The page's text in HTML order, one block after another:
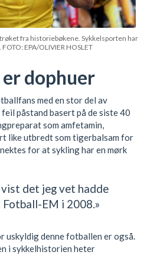
fra historiebøkene. Sykkelsporten har
EPA/OLIVIER HOSLET
dophuer
med en stor del av
påstand basert på de siste 40
som amfetamin,
like utbredt som tigerbalsam for
for at sykling har en mørk
vist det jeg vet hadde
EM i 2008.»
uskyldig denne fotballen er også.
i sykkelhistorien heter